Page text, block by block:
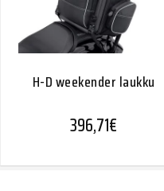
H-D weekender laukku
396,71€